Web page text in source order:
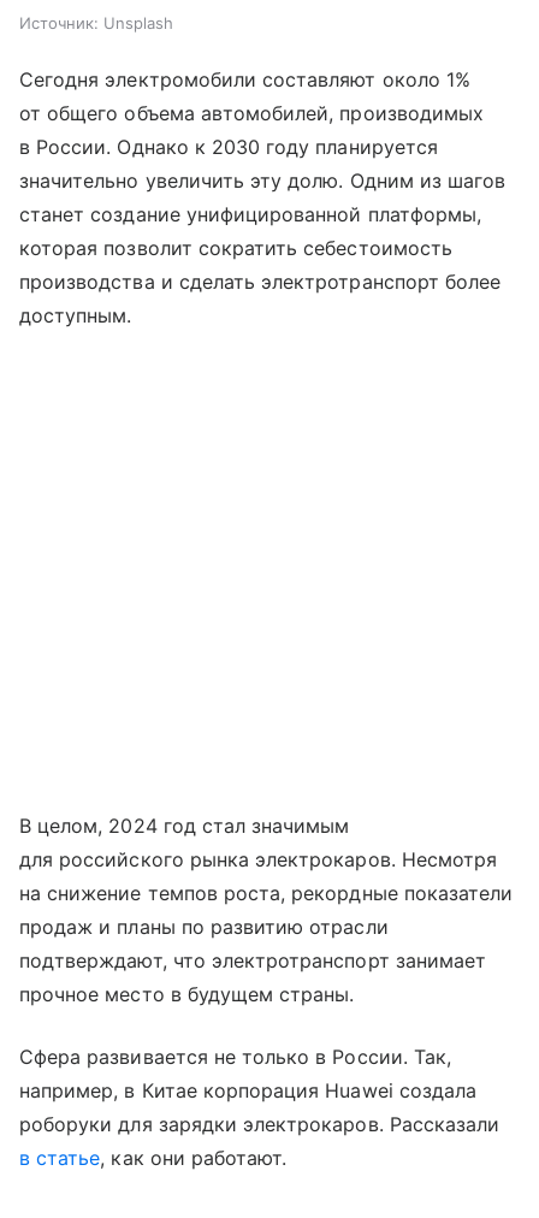
Источник: Unsplash
Сегодня электромобили составляют около 1%
от общего объема автомобилей, производимых
в России. Однако к 2030 году планируется
значительно увеличить эту долю. Одним из шагов
станет создание унифицированной платформы,
которая позволит сократить себестоимость
производства и сделать электротранспорт более
доступным.
В целом, 2024 год стал значимым
для российского рынка электрокаров. Несмотря
на снижение темпов роста, рекордные показатели
продаж и планы по развитию отрасли
подтверждают, что электротранспорт занимает
прочное место в будущем страны.
Сфера развивается не только в России. Так,
например, в Китае корпорация Huawei создала
роборуки для зарядки электрокаров. Рассказали
в статье, как они работают.